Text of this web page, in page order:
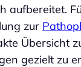
aufbereitet.
zur
Übersicht
gezielt zu